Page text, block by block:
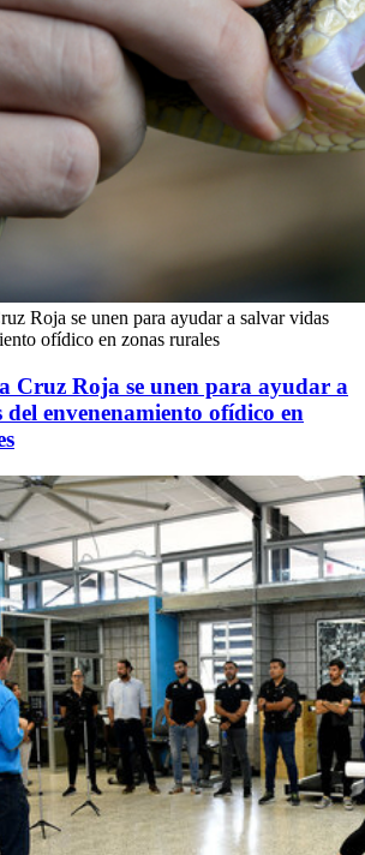
Roja se unen para ayudar a salvar vidas
ofídico en zonas rurales
Cruz Roja se unen para ayudar a
envenenamiento ofídico en